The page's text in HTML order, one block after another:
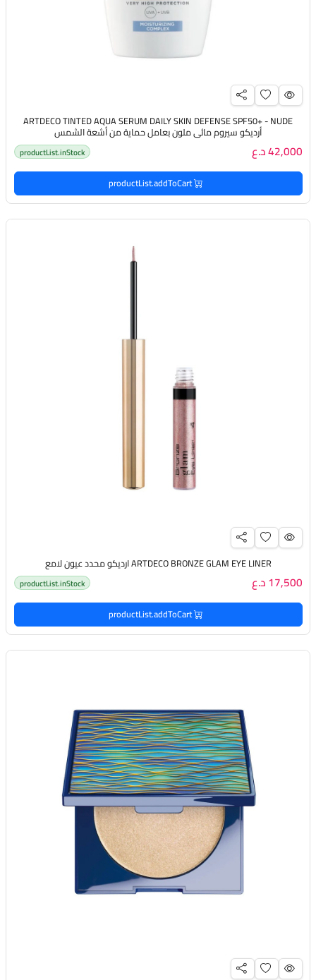
ARTDECO TINTED AQUA SERUM DAILY SKIN DEFENSE SPF50+ - NUDE
أرديكو سيروم مائي ملون بعامل حماية من أشعة الشمس
42,000 د.ع productList.inStock
productList.addToCart
ARTDECO BRONZE GLAM EYE LINER ارديكو محدد عيون لامع
17,500 د.ع productList.inStock
productList.addToCart